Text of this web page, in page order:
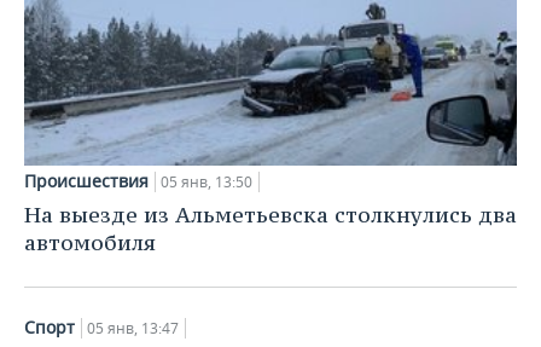
Происшествия 05 янв, 13:50
На выезде из Альметьевска столкнулись два
автомобиля
Спорт 05 янв, 13:47